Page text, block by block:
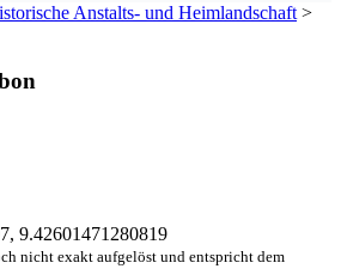
Anstalts- und Heimlandschaft >
9.42601471280819
nicht exakt aufgelöst und entspricht dem